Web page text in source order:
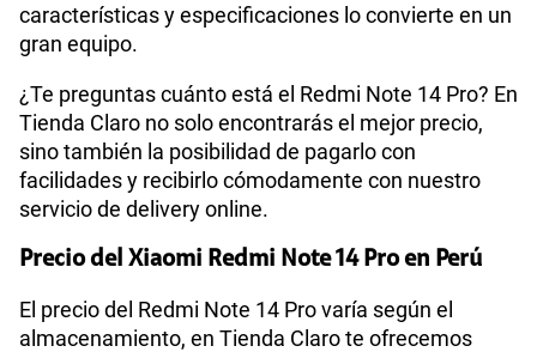
características y especificaciones lo convierte en un
gran equipo.
¿Te preguntas cuánto está el Redmi Note 14 Pro? En
Tienda Claro no solo encontrarás el mejor precio,
sino también la posibilidad de pagarlo con
facilidades y recibirlo cómodamente con nuestro
servicio de delivery online.
Precio del Xiaomi Redmi Note 14 Pro en Perú
El precio del Redmi Note 14 Pro varía según el
almacenamiento, en Tienda Claro te ofrecemos